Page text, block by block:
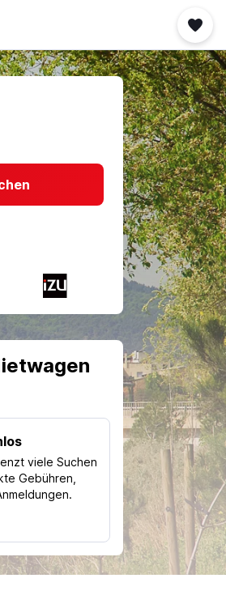
viele Suchen
Gebühren,